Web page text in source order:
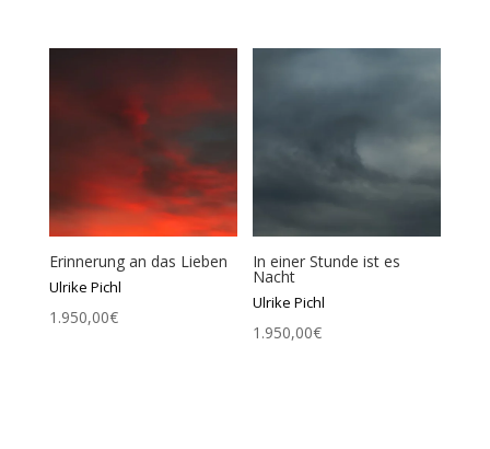
Erinnerung an das Lieben
Ulrike Pichl
1.950,00€
In einer Stunde ist es
Nacht
Ulrike Pichl
1.950,00€